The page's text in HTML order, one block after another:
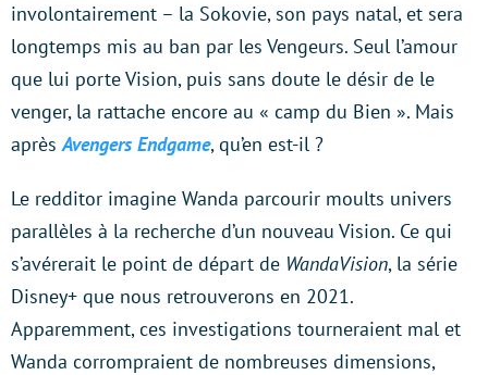
involontairement – la Sokovie, son pays natal, et sera
longtemps mis au ban par les Vengeurs. Seul l’amour
que lui porte Vision, puis sans doute le désir de le
venger, la rattache encore au « camp du Bien ». Mais
aprèsAvengers Endgame, qu’en est-il ?
Le redditor imagine Wanda parcourir moults univers
parallèles à la recherche d’un nouveau Vision. Ce qui
s’avérerait le point de départ de WandaVision, la série
Disney+ que nous retrouverons en 2021.
Apparemment, ces investigations tourneraient mal et
Wanda corrompraient de nombreuses dimensions,